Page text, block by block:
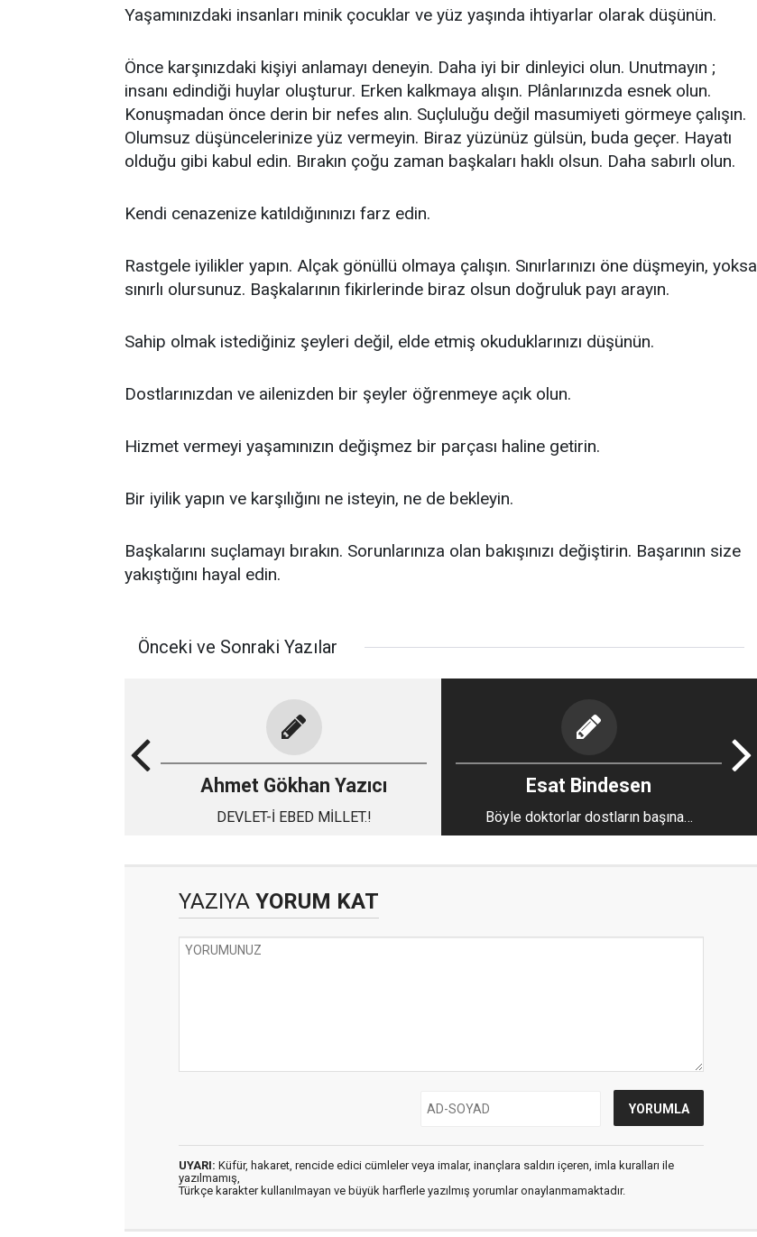
Yaşamınızdaki insanları minik çocuklar ve yüz yaşında ihtiyarlar olarak düşünün.
Önce karşınızdaki kişiyi anlamayı deneyin. Daha iyi bir dinleyici olun. Unutmayın ;
insanı edindiği huylar oluşturur. Erken kalkmaya alışın. Plânlarınızda esnek olun.
Konuşmadan önce derin bir nefes alın. Suçluluğu değil masumiyeti görmeye çalışın.
Olumsuz düşüncelerinize yüz vermeyin. Biraz yüzünüz gülsün, buda geçer. Hayatı
olduğu gibi kabul edin. Bırakın çoğu zaman başkaları haklı olsun. Daha sabırlı olun.
Kendi cenazenize katıldığınınızı farz edin.
Rastgele iyilikler yapın. Alçak gönüllü olmaya çalışın. Sınırlarınızı öne düşmeyin, yoksa
sınırlı olursunuz. Başkalarının fikirlerinde biraz olsun doğruluk payı arayın.
Sahip olmak istediğiniz şeyleri değil, elde etmiş okuduklarınızı düşünün.
Dostlarınızdan ve ailenizden bir şeyler öğrenmeye açık olun.
Hizmet vermeyi yaşamınızın değişmez bir parçası haline getirin.
Bir iyilik yapın ve karşılığını ne isteyin, ne de bekleyin.
Başkalarını suçlamayı bırakın. Sorunlarınıza olan bakışınızı değiştirin. Başarının size
yakıştığını hayal edin.
Önceki ve Sonraki Yazılar
Ahmet Gökhan Yazıcı
DEVLET-İ EBED MİLLET.!
Esat Bindesen
Böyle doktorlar dostların başına…
YAZIYA YORUM KAT
UYARI: Küfür, hakaret, rencide edici cümleler veya imalar, inançlara saldırı içeren, imla kuralları ile
yazılmamış,
Türkçe karakter kullanılmayan ve büyük harflerle yazılmış yorumlar onaylanmamaktadır.